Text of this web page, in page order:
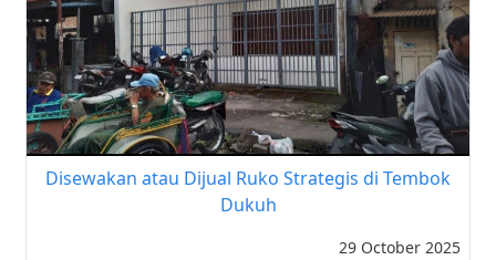
Disewakan atau Dijual Ruko Strategis di Tembok
Dukuh
29 October 2025